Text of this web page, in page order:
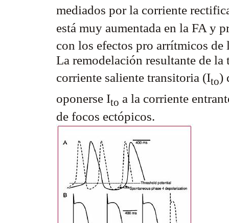
mediados por la corriente
está muy aumentada en la FA y
con los efectos pro arrítmicos
La remodelación resultante de
corriente saliente transitoria (Ito)
oponerse Ito a la corriente
de focos ectópicos.